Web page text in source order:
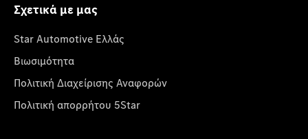
Σχετικά με μας
Star Automotive Ελλάς
Βιωσιμότητα
Πολιτική Διαχείρισης Αναφορών
Πολιτική απορρήτου 5Star